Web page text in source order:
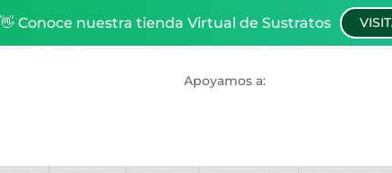
👋 Conoce nuestra tienda Virtual de Sustratos
Apoyamos a: